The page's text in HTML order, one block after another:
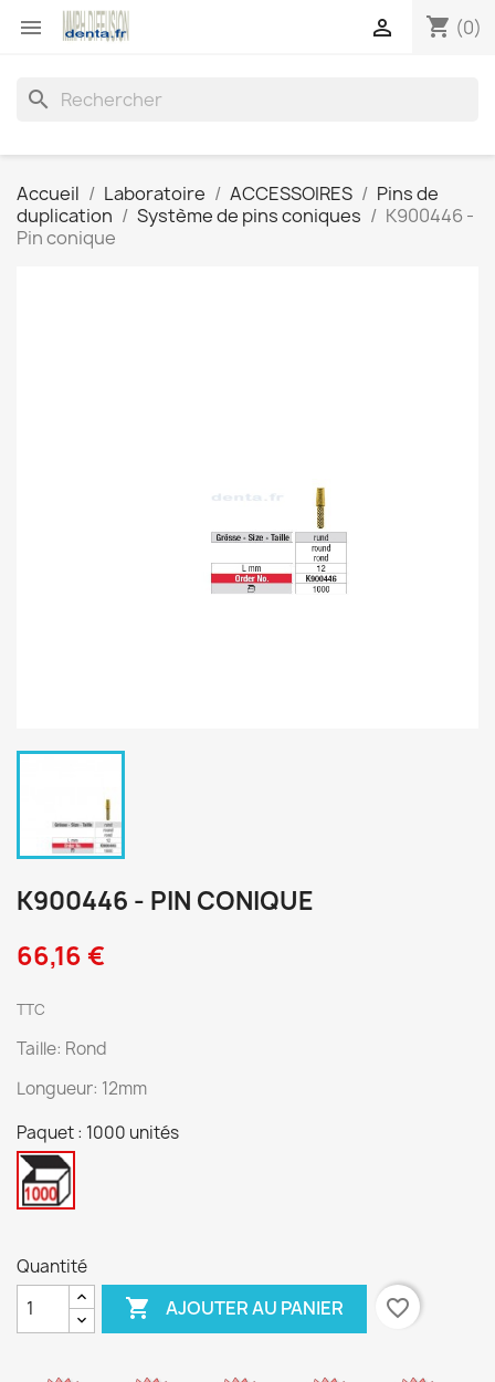
 shopping_cart (0)

search
Accueil Laboratoire ACCESSOIRES
Pins de
duplication
Système de pins coniques
K900446 -
Pin conique
K900446 - PIN CONIQUE
66,16 €
TTC
Taille: Rond
Longueur: 12mm
Paquet : 1000 unités
1000
Quantité
 AJOUTER AU PANIER favorite_border